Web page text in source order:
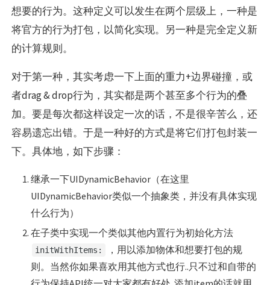
想要的行为。这种定义可以发生在两个层级上，一种是
将官方的行为打包，以简化实现。另一种是完全定义新
的计算规则。
对于第一种，其实考虑一下上面的重力+边界碰撞，或
者drag & drop行为，其实都是两个甚至多个行为的叠
加。要是每次都这样设定一次的话，不是很辛苦么，还
容易遗忘出错。于是一种好的方式是将它们打包封装一
下。具体地，如下步骤：
继承一下UIDynamicBehavior（在这里
UIDynamicBehavior类似一个抽象类，并没有具体实现
什么行为）
在子类中实现一个类似其他内置行为初始化方法
initWithItems:
，用以添加物体和想要打包的规
则。当然你如果喜欢用其他方式也行..只不过和自带的